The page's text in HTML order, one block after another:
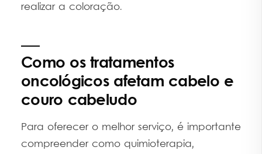
realizar a coloração.
Como os tratamentos
oncológicos afetam cabelo e
couro cabeludo
Para oferecer o melhor serviço, é importante
compreender como quimioterapia,